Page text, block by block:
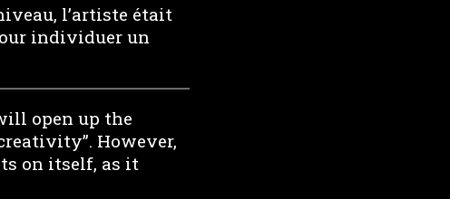
l’artiste était
individuer un
open up the
However,
on itself, as it